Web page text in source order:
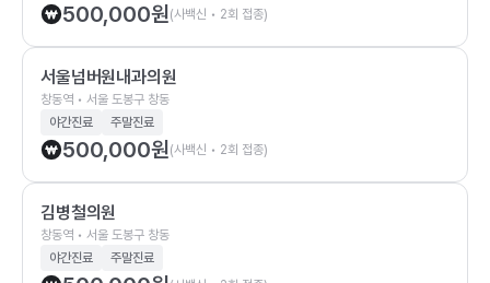
500,000원(사백신 • 2회 접종)
서울넘버원내과의원
창동역 • 서울 도봉구 창동
야간진료
주말진료
500,000원(사백신 • 2회 접종)
김병철의원
창동역 • 서울 도봉구 창동
야간진료
주말진료